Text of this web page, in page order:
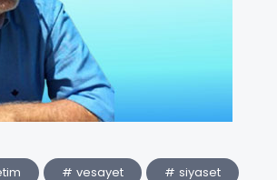
# vesayet # siyaset